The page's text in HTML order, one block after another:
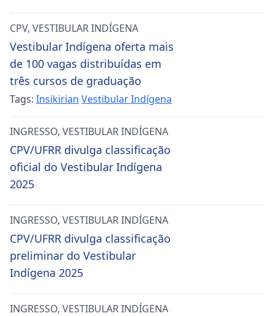
CPV, VESTIBULAR INDÍGENA
Vestibular Indígena oferta mais
de 100 vagas distribuídas em
três cursos de graduação
Tags: Insikirian Vestibular Indígena
INGRESSO, VESTIBULAR INDÍGENA
CPV/UFRR divulga classificação
oficial do Vestibular Indígena
2025
INGRESSO, VESTIBULAR INDÍGENA
CPV/UFRR divulga classificação
preliminar do Vestibular
Indígena 2025
INGRESSO, VESTIBULAR INDÍGENA